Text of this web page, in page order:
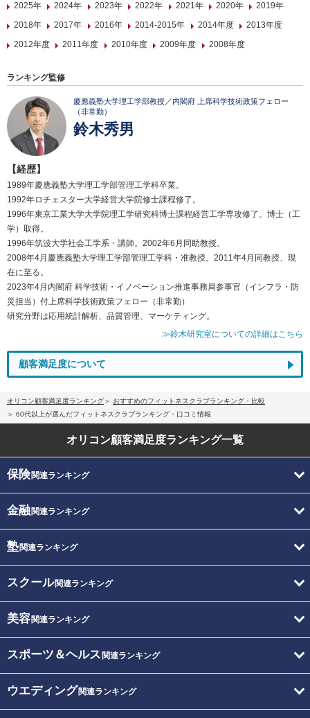
2025年
2024年 2023年 2022年 2021年 2020年
2019年
2018年
2017年 2016年 2014-2015年 2014年度
2013年度
2012年度
2011年度 2010年度 2009年度 2008年度
ランキング監修
慶應義塾大学理工学部教授／内閣府 上席科学技術政策フェロー
（非常勤）
鈴木秀男
【経歴】
1989年慶應義塾大学理工学部管理工学科卒業。
1992年ロチェスター大学経営大学院修士課程修了。
1996年東京工業大学大学院理工学研究科博士課程経営工学専攻修了。博士（工
学）取得。
1996年筑波大学社会工学系・講師。2002年6月同助教授。
2008年4月慶應義塾大学理工学部管理工学科・准教授。2011年4月同教授、現
在に至る。
2023年4月内閣府 科学技術・イノベーション推進事務局参事官（インフラ・防
災担当）付上席科学技術政策フェロー（非常勤）
研究分野は応用統計解析、品質管理、マーケティング。
≫鈴木研究室についての詳細はこちら
顧客満足度について
オリコン顧客満足度ランキング
おすすめのフィットネスクラブランキング・比較
60代以上が選んだフィットネスクラブランキング・口コミ情報
オリコン顧客満足度ランキング一覧
保険関連ランキング
金融関連ランキング
塾関連ランキング
スクール関連ランキング
美容関連ランキング
スポーツ＆ヘルス 関連ランキング
ウエディング関連ランキング